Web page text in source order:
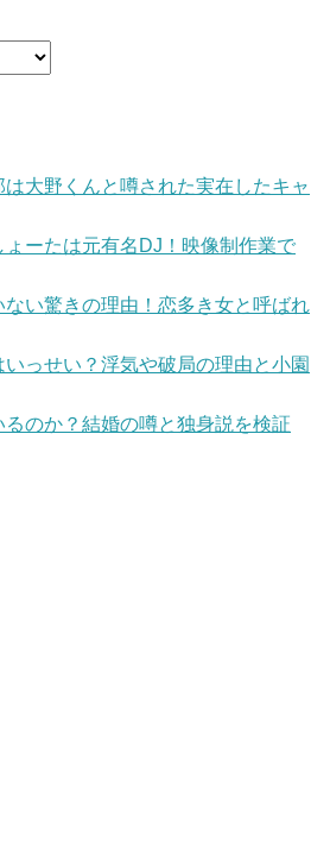
大野くんと噂された実在したキャ
ーたは元有名DJ！映像制作業で
い驚きの理由！恋多き女と呼ばれ
っせい？浮気や破局の理由と小園
るのか？結婚の噂と独身説を検証